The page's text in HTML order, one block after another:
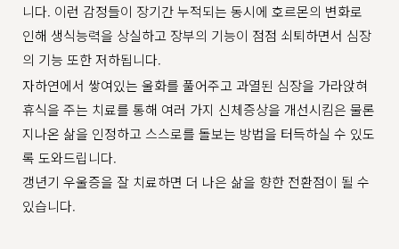
니다. 이런 감정들이 장기간 누적되는 동시에 호르몬의 변화로
인해 생식능력을 상실하고 장부의 기능이 점점 쇠퇴하면서 심장
의 기능 또한 저하됩니다.
자하연에서 쌓여있는 울화를 풀어주고 과열된 심장을 가라앉혀
휴식을 주는 치료를 통해 여러 가지 신체증상을 개선시킴은 물론
지나온 삶을 인정하고 스스로를 돌보는 방법을 터득하실 수 있도
록 도와드립니다.
갱년기 우울증을 잘 치료하면 더 나은 삶을 향한 전환점이 될 수
있습니다.